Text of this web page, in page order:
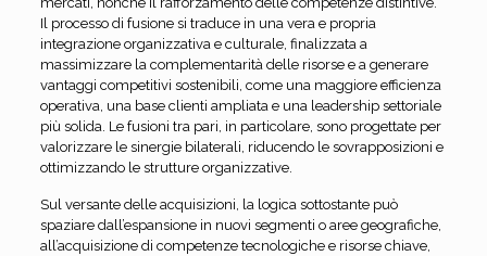
Il processo di fusione si traduce in una vera e propria
integrazione organizzativa e culturale, finalizzata a
massimizzare la complementarità delle risorse e a generare
vantaggi competitivi sostenibili, come una maggiore efficienza
operativa, una base clienti ampliata e una leadership settoriale
più solida. Le fusioni tra pari, in particolare, sono progettate per
valorizzare le sinergie bilaterali, riducendo le sovrapposizioni e
ottimizzando le strutture organizzative.
Sul versante delle acquisizioni, la logica sottostante può
spaziare dall’espansione in nuovi segmenti o aree geografiche,
all’acquisizione di competenze tecnologiche e risorse chiave,